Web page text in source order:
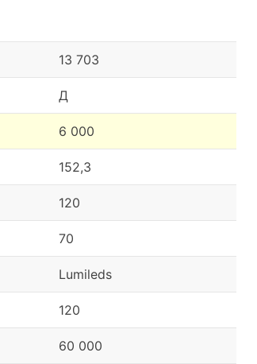
13 703
Д
6 000
152,3
120
70
Lumileds
120
60 000